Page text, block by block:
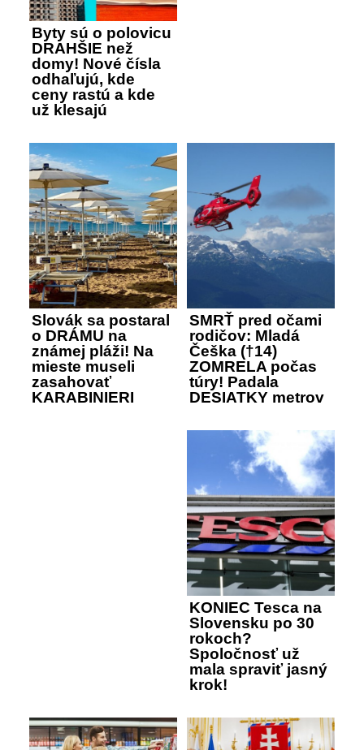
Byty sú o polovicu
DRAHŠIE než
domy! Nové čísla
odhaľujú, kde
ceny rastú a kde
už klesajú
Slovák sa postaral
o DRÁMU na
známej pláži! Na
mieste museli
zasahovať
KARABINIERI
SMRŤ pred očami
rodičov: Mladá
Češka (†14)
ZOMRELA počas
túry! Padala
DESIATKY metrov
KONIEC Tesca na
Slovensku po 30
rokoch?
Spoločnosť už
mala spraviť jasný
krok!